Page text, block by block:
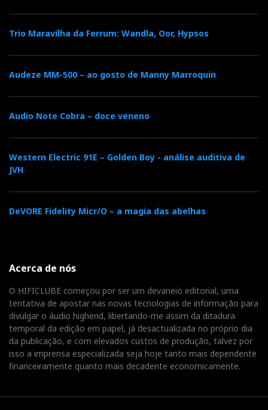
Trio Maravilha da Ferrum: Wandla, Oor, Hypsos
Audeze MM-500 – ao gosto de Manny Marroquin
Audio Note Cobra – doce veneno
Western Electric 91E – Golden Boy - análise auditiva de
JVH
DeVORE Fidelity Micr/O – a magia das abelhas
Acerca de nós
O HIFICLUBE começou por ser um devaneio editorial, uma
tentativa de apostar nas novas tecnologias de informação para
divulgar o áudio highend, libertando-me assim da ditadura
temporal da edição em papel, já desactualizada no próprio dia
da publicação, e com elevados custos de produção, talvez por
isso a imprensa especializada seja hoje tanto mais dependente
financeiramente quanto mais decadente economicamente.